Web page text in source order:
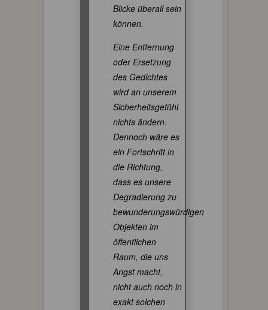
Blicke überall sein
können.
Eine Entfernung
oder Ersetzung
des Gedichtes
wird an unserem
Sicherheitsgefühl
nichts ändern.
Dennoch wäre es
ein Fortschritt in
die Richtung,
dass es unsere
Degradierung zu
bewunderungswürdigen
Objekten im
öffentlichen
Raum, die uns
Angst macht,
nicht auch noch in
exakt solchen